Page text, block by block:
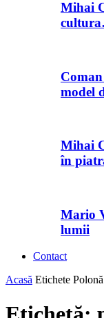
Mihai
model
Mihai
în
Mario
lumii
Contact
Acasă Etichete Polonă